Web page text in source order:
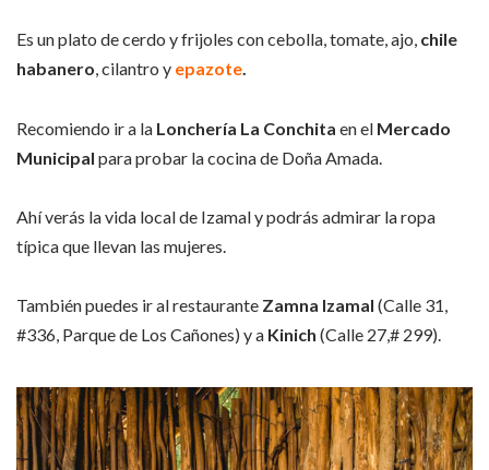
Es un plato de cerdo y frijoles con cebolla, tomate, ajo, chile
habanero, cilantro y epazote.
Recomiendo ir a la Lonchería La Conchita en el Mercado
Municipal para probar la cocina de Doña Amada.
Ahí verás la vida local de Izamal y podrás admirar la ropa
típica que llevan las mujeres.
También puedes ir al restaurante Zamna Izamal (Calle 31,
#336, Parque de Los Cañones) y a Kinich (Calle 27,# 299).